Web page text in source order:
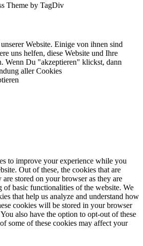
Theme by TagDiv
Website. Einige von ihnen sind
uns helfen, diese Website und Ihre
Wenn Du "akzeptieren" klickst, dann
aller Cookies
to improve your experience while you
Out of these, the cookies that are
are stored on your browser as they are
of basic functionalities of the website. We
that help us analyze and understand how
cookies will be stored in your browser
also have the option to opt-out of these
some of these cookies may affect your